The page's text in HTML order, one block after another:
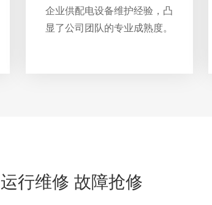
企业供配电设备维护经验，凸
显了公司团队的专业成熟度。
运行维修 故障抢修